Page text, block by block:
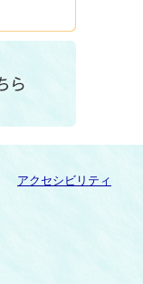
アクセシビリティ